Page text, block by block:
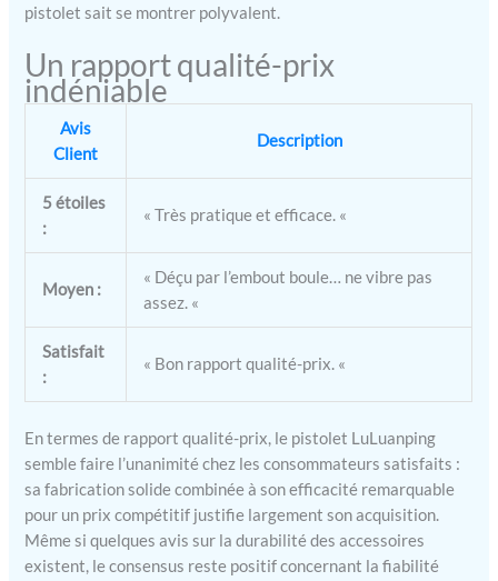
utiliser,Très simple
moins expérimentés.
L'écran LCD capable
d'afficher la vitesse, la
le marche / arrêt du
besoin que des touches
paramètres souhaités.
Masseur Le poids est de 1
pas très fatigué. Étui de
protection, pratique pour
le transporter derrière.
Conçu pour disperser
efficacement la chaleur,
cela lui permet d'être
utilisé pendant longtemps
sans se bloquer en raison
pistolet sait se montrer polyvalent.
Un rapport qualité-prix
indéniable
Avis
Client
Description
5 étoiles
:
« Très pratique et efficace. «
Moyen :
« Déçu par l’embout boule… ne vibre pas
assez. «
Satisfait
:
« Bon rapport qualité-prix. «
En termes de rapport qualité-prix, le pistolet LuLuanping
semble faire l’unanimité chez les consommateurs satisfaits :
sa fabrication solide combinée à son efficacité remarquable
pour un prix compétitif justifie largement son acquisition.
Même si quelques avis sur la durabilité des accessoires
existent, le consensus reste positif concernant la fiabilité